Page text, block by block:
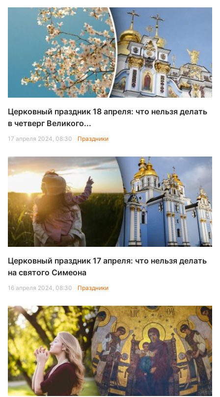
Церковный праздник 18 апреля: что нельзя делать
в четверг Великого...
17 апреля 2024, 08:30 Праздники
Церковный праздник 17 апреля: что нельзя делать
на святого Симеона
16 апреля 2024, 08:30 Праздники